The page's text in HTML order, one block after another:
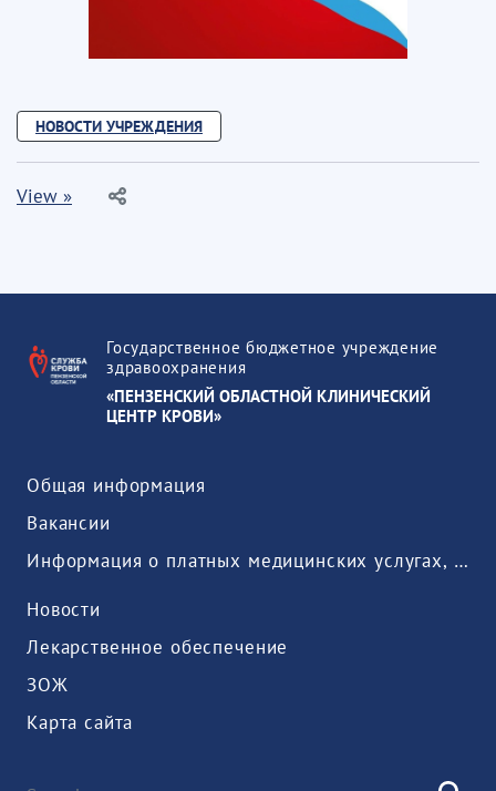
НОВОСТИ УЧРЕЖДЕНИЯ
View »
Государственное бюджетное учреждение
здравоохранения
«ПЕНЗЕНСКИЙ ОБЛАСТНОЙ КЛИНИЧЕСКИЙ
ЦЕНТР КРОВИ»
Общая информация
Вакансии
Информация о платных медицинских услугах, предоставляемых медицинской организацией
Новости
Лекарственное обеспечение
ЗОЖ
Карта сайта